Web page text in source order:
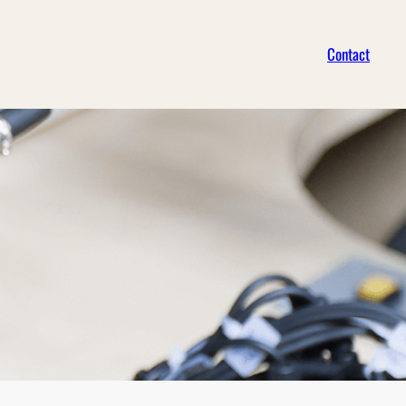
Contact